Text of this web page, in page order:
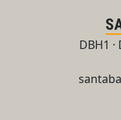
DBH1